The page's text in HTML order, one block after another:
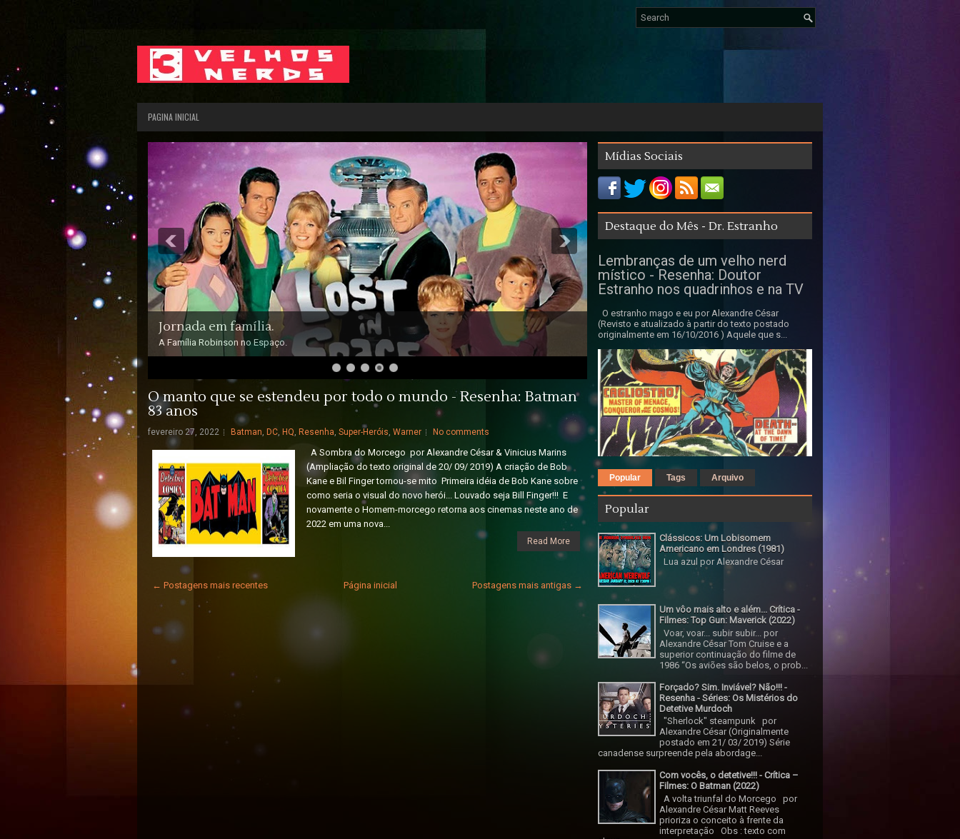
PAGINA INICIAL
Jornada em família.
A Família Robinson no Espaço.
O manto que se estendeu por todo o mundo - Resenha: Batman
83 anos
fevereiro 27, 2022 Batman, DC, HQ, Resenha, Super-Heróis, Warner No comments
A Sombra do Morcego por Alexandre César & Vinicius Marins
(Ampliação do texto original de 20/ 09/ 2019) A criação de Bob
Kane e Bil Finger tornou-se mito Primeira idéia de Bob Kane sobre
como seria o visual do novo herói... Louvado seja Bill Finger!!! E
novamente o Homem-morcego retorna aos cinemas neste ano de
2022 em uma nova...
Read More
← Postagens mais recentes Postagens mais antigas →
Página inicial
Mídias Sociais
Destaque do Mês - Dr. Estranho
Lembranças de um velho nerd
místico - Resenha: Doutor
Estranho nos quadrinhos e na TV
O estranho mago e eu por Alexandre César
(Revisto e atualizado à partir do texto postado
originalmente em 16/10/2016 ) Aquele que s...
Popular Tags Arquivo
Popular
Clássicos: Um Lobisomem
Americano em Londres (1981)
Lua azul por Alexandre César
Um vôo mais alto e além... Crítica -
Filmes: Top Gun: Maverick (2022)
Voar, voar... subir subir... por
Alexandre César Tom Cruise e a
superior continuação do filme de
1986 “Os aviões são belos, o prob...
Forçado? Sim. Inviável? Não!!! -
Resenha - Séries: Os Mistérios do
Detetive Murdoch
"Sherlock" steampunk por
Alexandre César (Originalmente
postado em 21/ 03/ 2019) Série
canadense surpreende pela abordage...
Com vocês, o detetive!!! - Crítica –
Filmes: O Batman (2022)
A volta triunfal do Morcego por
Alexandre César Matt Reeves
prioriza o conceito à frente da
interpretação Obs : texto com